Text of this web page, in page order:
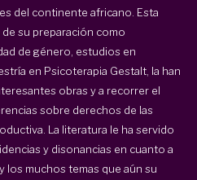
del continente africano. Esta
de su preparación como
de género, estudios en
en Psicoterapia Gestalt, la han
obras y a recorrer el
sobre derechos de las
La literatura le ha servido
y disonancias en cuanto a
los muchos temas que aún su